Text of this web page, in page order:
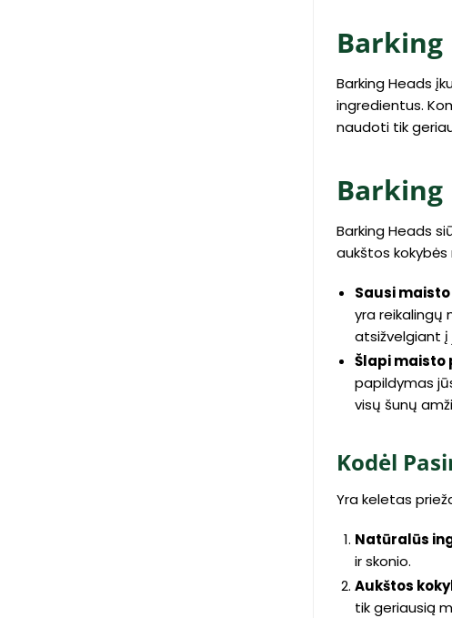
Barking
Barking Heads
ingredientus.
naudoti tik
Barking
Barking Heads
aukštos
Sausi
yra reikalingų
atsižvelgiant į
Šlapi
papildymas
visų šunų
Kodėl
Yra keletas
Natūralūs
ir skonio.
Aukštos
tik geriausią